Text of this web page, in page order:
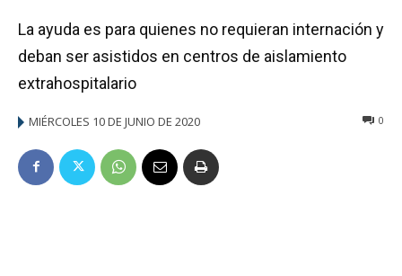
La ayuda es para quienes no requieran internación y
deban ser asistidos en centros de aislamiento
extrahospitalario
MIÉRCOLES 10 DE JUNIO DE 2020 0